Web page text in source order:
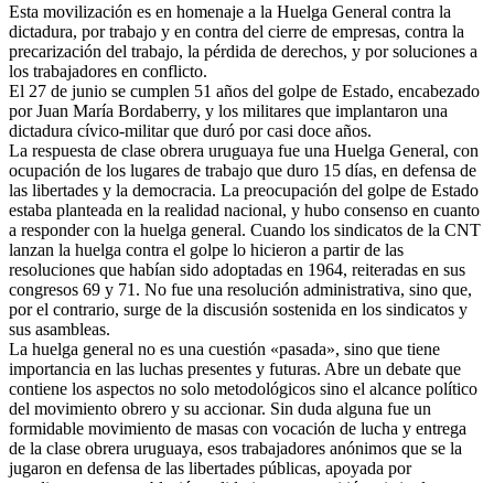
Esta movilización es en homenaje a la Huelga General contra la
dictadura, por trabajo y en contra del cierre de empresas, contra la
precarización del trabajo, la pérdida de derechos, y por soluciones a
los trabajadores en conflicto.
El 27 de junio se cumplen 51 años del golpe de Estado, encabezado
por Juan María Bordaberry, y los militares que implantaron una
dictadura cívico-militar que duró por casi doce años.
La respuesta de clase obrera uruguaya fue una Huelga General, con
ocupación de los lugares de trabajo que duro 15 días, en defensa de
las libertades y la democracia. La preocupación del golpe de Estado
estaba planteada en la realidad nacional, y hubo consenso en cuanto
a responder con la huelga general. Cuando los sindicatos de la CNT
lanzan la huelga contra el golpe lo hicieron a partir de las
resoluciones que habían sido adoptadas en 1964, reiteradas en sus
congresos 69 y 71. No fue una resolución administrativa, sino que,
por el contrario, surge de la discusión sostenida en los sindicatos y
sus asambleas.
La huelga general no es una cuestión «pasada», sino que tiene
importancia en las luchas presentes y futuras. Abre un debate que
contiene los aspectos no solo metodológicos sino el alcance político
del movimiento obrero y su accionar. Sin duda alguna fue un
formidable movimiento de masas con vocación de lucha y entrega
de la clase obrera uruguaya, esos trabajadores anónimos que se la
jugaron en defensa de las libertades públicas, apoyada por